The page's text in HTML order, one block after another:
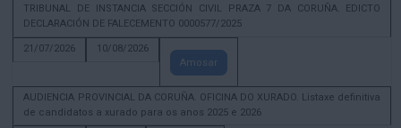
TRIBUNAL DE INSTANCIA SECCIÓN CIVIL PRAZA 7 DA CORUÑA. EDICTO
DECLARACIÓN DE FALECEMENTO 0000577/2025
21/07/2026
10/08/2026
Amosar
AUDIENCIA PROVINCIAL DA CORUÑA. OFICINA DO XURADO. Listaxe definitiva
de candidatos a xurado para os anos 2025 e 2026